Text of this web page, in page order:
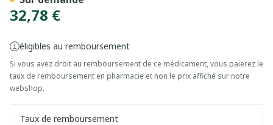
32,78 €
éligibles au remboursement
Si vous avez droit au remboursement de ce médicament, vous paierez le
taux de remboursement en pharmacie et non le prix affiché sur notre
webshop.
Taux de remboursement